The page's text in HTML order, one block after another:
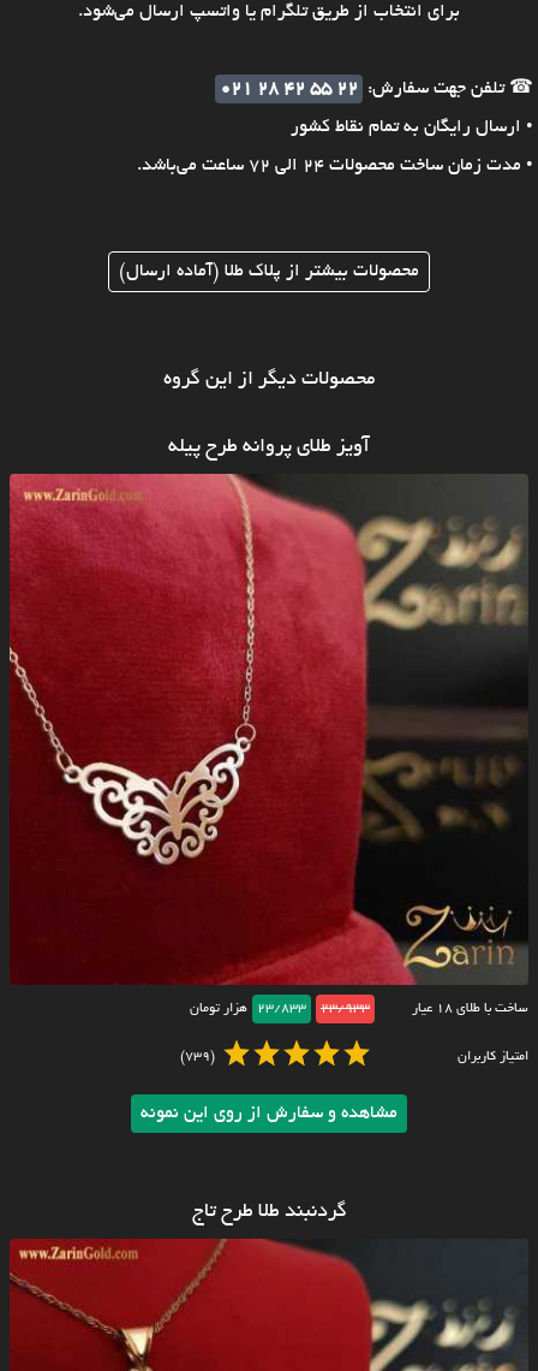
برای انتخاب از طریق تلگرام یا واتسپ ارسال می‌شود.
☎ تلفن جهت سفارش:
021 28 42 55 22
• ارسال رایگان به تمام نقاط کشور
• مدت زمان ساخت محصولات 24 الی 72 ساعت می‌باشد.
محصولات بیشتر از پلاک طلا (آماده ارسال)
محصولات دیگر از این گروه
آویز طلای پروانه طرح پیله
ساخت با طلای ۱۸ عیار 23/933
23/833 هزار تومان
امتیاز کاربران (739)
مشاهده و سفارش از روی این نمونه
گردنبند طلا طرح تاج